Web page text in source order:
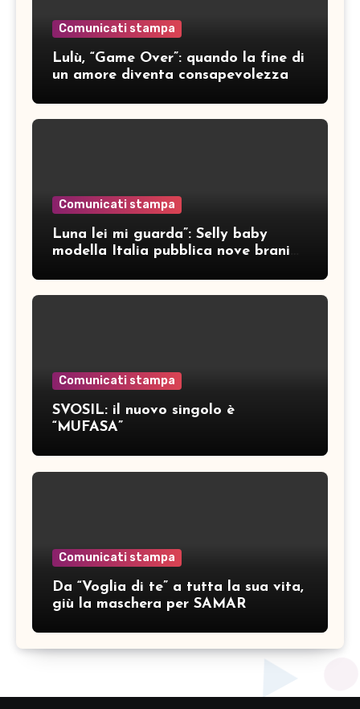
Comunicati stampa
Lulù, “Game Over”: quando la fine di
un amore diventa consapevolezza
Comunicati stampa
Luna lei mi guarda”: Selly baby
modella Italia pubblica nove brani
Comunicati stampa
SVOSIL: il nuovo singolo è
“MUFASA”
Comunicati stampa
Da “Voglia di te” a tutta la sua vita,
giù la maschera per SAMAR